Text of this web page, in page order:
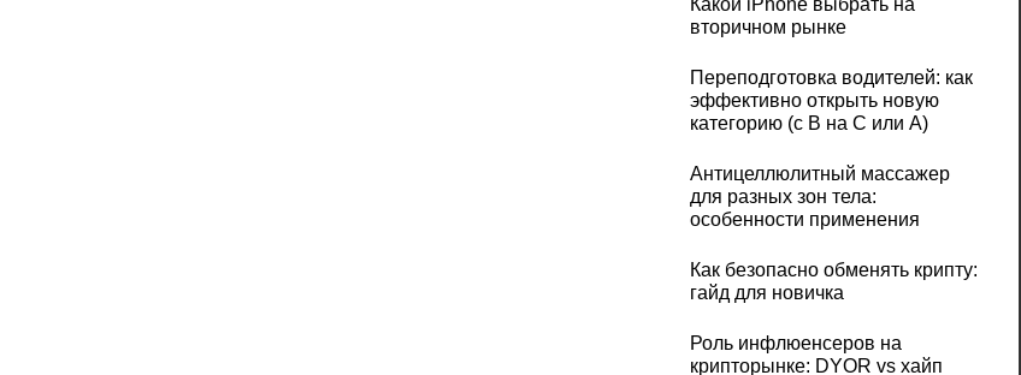
Какой iPhone выбрать на
вторичном рынке
Переподготовка водителей: как
эффективно открыть новую
категорию (с B на C или А)
Антицеллюлитный массажер
для разных зон тела:
особенности применения
Как безопасно обменять крипту:
гайд для новичка
Роль инфлюенсеров на
крипторынке: DYOR vs хайп